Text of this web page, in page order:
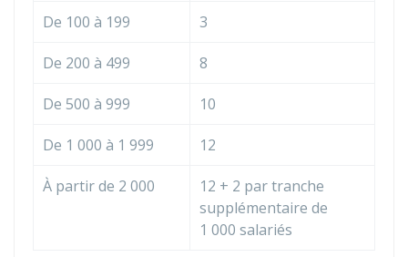
De 100 à 199 3
De 200 à 499 8
De 500 à 999 10
De 1 000 à 1 999 12
À partir de 2 000
12 + 2 par tranche
supplémentaire de
1 000 salariés